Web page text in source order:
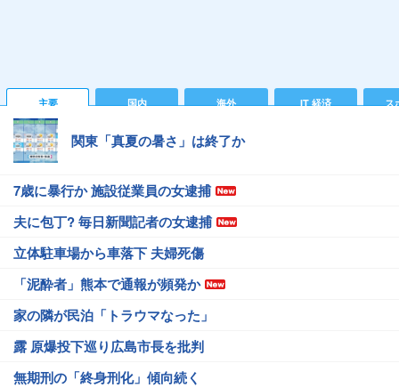
主要 国内 海外 IT 経済 ス
関東「真夏の暑さ」は終了か
7歳に暴行か 施設従業員の女逮捕
夫に包丁? 毎日新聞記者の女逮捕
立体駐車場から車落下 夫婦死傷
「泥酔者」熊本で通報が頻発か
家の隣が民泊「トラウマなった」
露 原爆投下巡り広島市長を批判
無期刑の「終身刑化」傾向続く